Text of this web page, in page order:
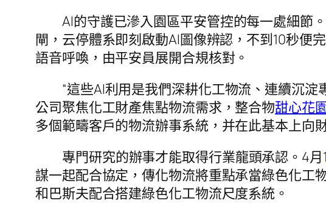
AI的守護已滲入園區平安管控的每一處細節
閘，云停體系即刻啟動AI圖像辨認，不到10秒便
語音呼喚，由平安員展開合規核對。
“這些AI利用是我們深耕化工物流、連續沉淀
公司聚焦化工財產焦點物流需求，整合物甜心花
多個範疇客戶的物流辦事系統，并在此基本上向
專門研究的辦事才能取得行業龍頭承認。4月1
謀一起配合協定，傳化物流將重點承當綠色化工
和巴斯夫配合搭建綠色化工物流尺度系統。